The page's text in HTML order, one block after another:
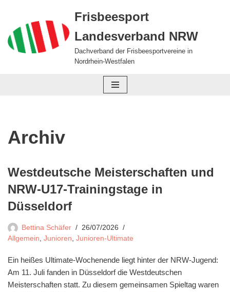
Zum
Inhalt
springen
Frisbeesport
Landesverband NRW
Dachverband der Frisbeesportvereine in
Nordrhein-Westfalen
Archiv
Westdeutsche Meisterschaften und
NRW-U17-Trainingstage in
Düsseldorf
Bettina Schäfer
26/07/2026
Allgemein, Junioren, Junioren-Ultimate
Ein heißes Ultimate-Wochenende liegt hinter der NRW-Jugend:
Am 11. Juli fanden in Düsseldorf die Westdeutschen
Meisterschaften statt. Zu diesem gemeinsamen Spieltag waren